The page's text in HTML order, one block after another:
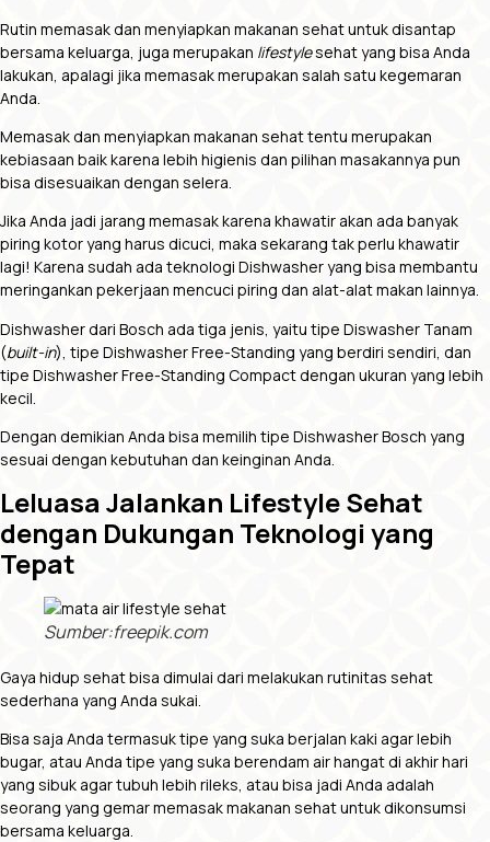
Rutin memasak dan menyiapkan makanan sehat untuk disantap
bersama keluarga, juga merupakan lifestylesehat yang bisa Anda
lakukan, apalagi jika memasak merupakan salah satu kegemaran
Anda.
Memasak dan menyiapkan makanan sehat tentu merupakan
kebiasaan baik karena lebih higienis dan pilihan masakannya pun
bisa disesuaikan dengan selera.
Jika Anda jadi jarang memasak karena khawatir akan ada banyak
piring kotor yang harus dicuci, maka sekarang tak perlu khawatir
lagi! Karena sudah ada teknologi Dishwasher yang bisa membantu
meringankan pekerjaan mencuci piring dan alat-alat makan lainnya.
Dishwasher dari Bosch ada tiga jenis, yaitu tipe Diswasher Tanam
(built-in), tipe Dishwasher Free-Standing yang berdiri sendiri, dan
tipe Dishwasher Free-Standing Compact dengan ukuran yang lebih
kecil.
Dengan demikian Anda bisa memilih tipe Dishwasher Bosch yang
sesuai dengan kebutuhan dan keinginan Anda.
Leluasa Jalankan Lifestyle Sehat
dengan Dukungan Teknologi yang
Tepat
Sumber:freepik.com
Gaya hidup sehat bisa dimulai dari melakukan rutinitas sehat
sederhana yang Anda sukai.
Bisa saja Anda termasuk tipe yang suka berjalan kaki agar lebih
bugar, atau Anda tipe yang suka berendam air hangat di akhir hari
yang sibuk agar tubuh lebih rileks, atau bisa jadi Anda adalah
seorang yang gemar memasak makanan sehat untuk dikonsumsi
bersama keluarga.